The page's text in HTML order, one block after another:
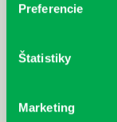
Preferencie
Štatistiky
Marketing
cyklistu modernej doby: